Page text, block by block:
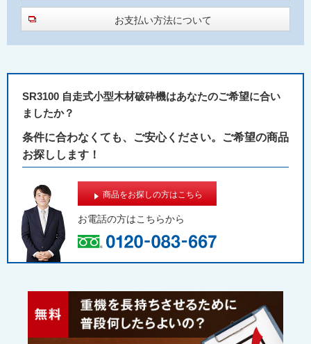
お支払い方法について
SR3100 自走式小型木材破砕機はあなたのご希望に合い
ましたか？
条件に合わなくても、ご安心ください。ご希望の商品
お探しします！
商品をお探しの方はこちら
お電話の方はこちらから